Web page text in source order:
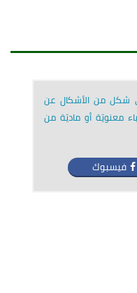
شكل من الأشكال عن
معنويّة أو ماديّة من
فيسبوك